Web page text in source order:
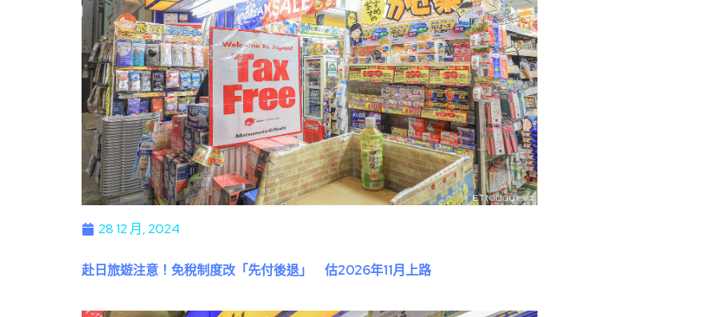
28 12 月, 2024
赴日旅遊注意！免稅制度改「先付後退」 估2026年11月上路